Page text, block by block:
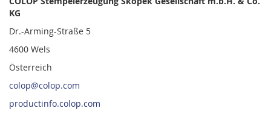
KG
Dr.-Arming-Straße 5
4600 Wels
Österreich
colop@colop.com
productinfo.colop.com